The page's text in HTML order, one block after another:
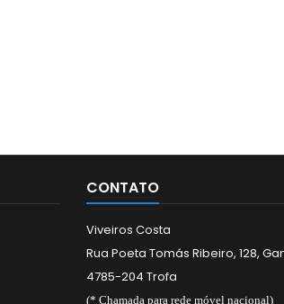
CONTATO
Viveiros Costa
Rua Poeta Tomás Ribeiro, 128,
4785-204 Trofa
(* Chamada para rede móvel nacional)